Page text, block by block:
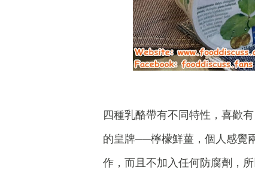
四種乳酪帶有不同特性，喜歡
的皇牌──檸檬鮮薑，個人感覺
作，而且不加入任何防腐劑，